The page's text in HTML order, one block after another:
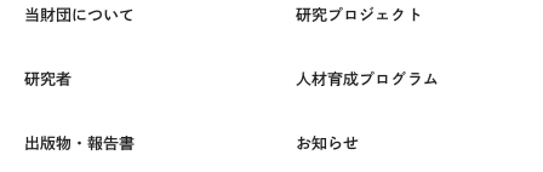
当財団について 研究プロジェクト
研究者 人材育成プログラム
出版物・報告書 お知らせ